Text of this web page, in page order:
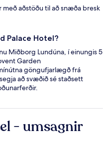
með aðstöðu til að snæða bresk
Palace Hotel?
Miðborg Lundúna, í einungis 5
Garden
göngufjarlægð frá
að svæðið sé staðsett
- umsagnir